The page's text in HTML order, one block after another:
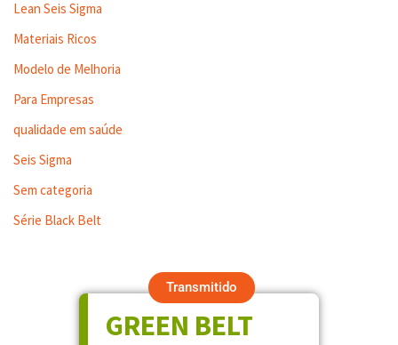
Lean Seis Sigma
Materiais Ricos
Modelo de Melhoria
Para Empresas
qualidade em saúde
Seis Sigma
Sem categoria
Série Black Belt
Transmitido
GREEN BELT